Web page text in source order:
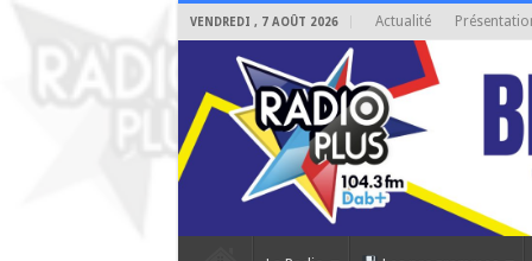
VENDREDI , 7 AOÛT 2026 Actualité